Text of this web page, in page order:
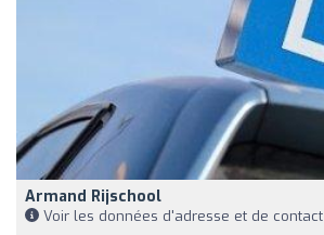
Armand Rijschool
Voir les données d'adresse et de contact